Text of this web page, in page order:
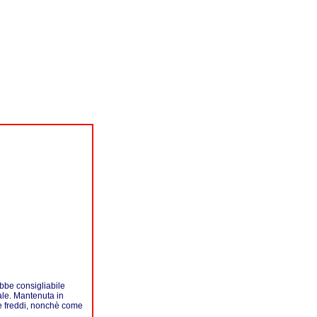
consigliabile
Mantenuta in
freddi, nonchè come